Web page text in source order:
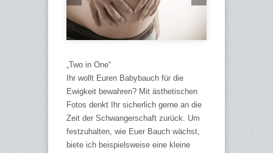
„Two in One“
Ihr wollt Euren Babybauch für die
Ewigkeit bewahren? Mit ästhetischen
Fotos denkt Ihr sicherlich gerne an die
Zeit der Schwangerschaft zurück. Um
festzuhalten, wie Euer Bauch wächst,
biete ich beispielsweise eine kleine